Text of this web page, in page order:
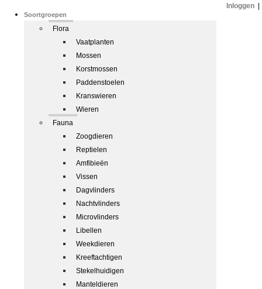
Soortgroepen
Flora
Vaatplanten
Mossen
Korstmossen
Paddenstoelen
Kranswieren
Wieren
Fauna
Zoogdieren
Reptielen
Amfibieën
Vissen
Dagvlinders
Nachtvlinders
Microvlinders
Libellen
Weekdieren
Kreeftachtigen
Stekelhuidigen
Manteldieren
Inloggen